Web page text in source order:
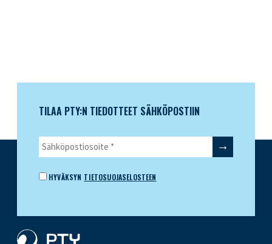
TILAA PTY:N TIEDOTTEET SÄHKÖPOSTIIN
HYVÄKSYN TIETOSUOJASELOSTEEN